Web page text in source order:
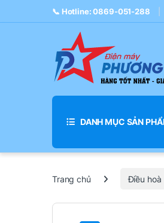
Skip to navigation
Skip to content📞 Hotline: 0869-051-288
DANH MỤC SẢN
Trang chủ Điều hoà